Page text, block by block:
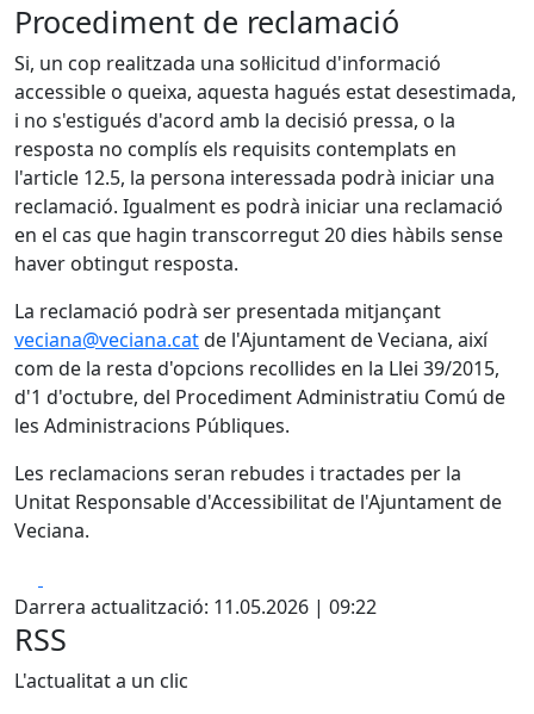
Procediment de reclamació
Si, un cop realitzada una sol·licitud d'informació
accessible o queixa, aquesta hagués estat desestimada,
i no s'estigués d'acord amb la decisió pressa, o la
resposta no complís els requisits contemplats en
l'article 12.5, la persona interessada podrà iniciar una
reclamació. Igualment es podrà iniciar una reclamació
en el cas que hagin transcorregut 20 dies hàbils sense
haver obtingut resposta.
La reclamació podrà ser presentada mitjançant
veciana@veciana.catde l'Ajuntament de Veciana, així
com de la resta d'opcions recollides en la Llei 39/2015,
d'1 d'octubre, del Procediment Administratiu Comú de
les Administracions Públiques.
Les reclamacions seran rebudes i tractades per la
Unitat Responsable d'Accessibilitat de l'Ajuntament de
Veciana.
Darrera actualització: 11.05.2026 | 09:22
RSS
L'actualitat a un clic